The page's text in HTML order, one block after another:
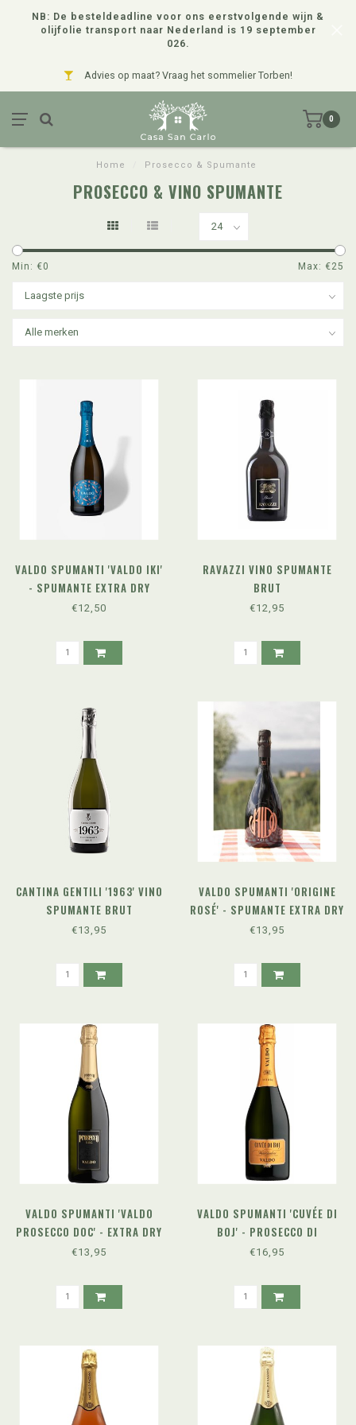
NB: De besteldeadline voor ons eerstvolgende wijn &
olijfolie transport naar Nederland is 19 september
026.
Advies op maat? Vraag het sommelier Torben!
0
Home Prosecco & Spumante
PROSECCO & VINO SPUMANTE
Min: €0 Max: €25
VALDO SPUMANTI 'VALDO IKI'
- SPUMANTE EXTRA DRY
€12,50
RAVAZZI VINO SPUMANTE
BRUT
€12,95
CANTINA GENTILI '1963' VINO
SPUMANTE BRUT
€13,95
VALDO SPUMANTI 'ORIGINE
ROSÉ' - SPUMANTE EXTRA DRY
€13,95
VALDO SPUMANTI 'VALDO
PROSECCO DOC' - EXTRA DRY
€13,95
VALDO SPUMANTI 'CUVÉE DI
BOJ' - PROSECCO DI
VALDOBBIADENE DOCG
€16,95